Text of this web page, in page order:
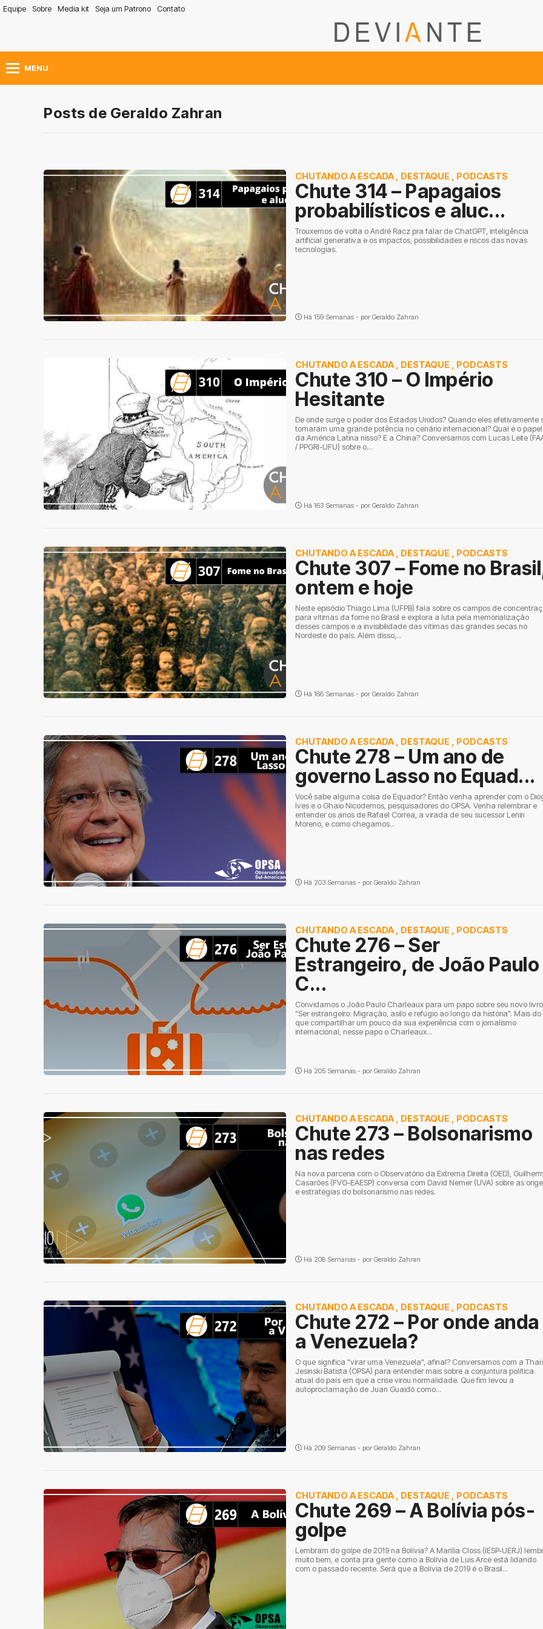
Equipe Sobre Media kit Seja um Patrono Contato
MENU
Posts de Geraldo Zahran
CHUTANDO A ESCADA DESTAQUE PODCASTS
Chute 314 – Papagaios
probabilísticos e aluc...
Trouxemos de volta o André Racz pra falar de ChatGPT, inteligência
artificial generativa e os impactos, possibilidades e riscos das novas
tecnologias.
Há 159 Semanas - por Geraldo Zahran
CHUTANDO A ESCADA DESTAQUE PODCASTS
Chute 310 – O Império
Hesitante
De onde surge o poder dos Estados Unidos? Quando eles efetivamente
tornaram uma grande potência no cenário internacional? Qual é o papel
da América Latina nisso? E a China? Conversamos com Lucas Leite
/ PPGRI-UFU) sobre o...
Há 163 Semanas - por Geraldo Zahran
CHUTANDO A ESCADA DESTAQUE PODCASTS
Chute 307 – Fome no
ontem e hoje
Neste episódio Thiago Lima (UFPB) fala sobre os campos de
para vítimas da fome no Brasil e explora a luta pela memorialização
desses campos e a invisibilidade das vítimas das grandes secas no
Nordeste do país. Além disso,...
Há 166 Semanas - por Geraldo Zahran
CHUTANDO A ESCADA DESTAQUE PODCASTS
Chute 278 – Um ano de
governo Lasso no Equad...
Você sabe alguma coisa de Equador? Então venha aprender com o
Ives e o Ghaio Nicodemos, pesquisadores do OPSA. Venha relembrar e
entender os anos de Rafael Correa, a virada de seu sucessor Lenin
Moreno, e como chegamos...
Há 203 Semanas - por Geraldo Zahran
CHUTANDO A ESCADA DESTAQUE PODCASTS
Chute 276 – Ser
Estrangeiro, de João Paulo
C...
Convidamos o João Paulo Charleaux para um papo sobre seu novo
"Ser estrangeiro: Migração, asilo e refúgio ao longo da história". Mais do
que compartilhar um pouco da sua experiência com o jornalismo
internacional, nesse papo o Charleaux...
Há 205 Semanas - por Geraldo Zahran
CHUTANDO A ESCADA DESTAQUE PODCASTS
Chute 273 – Bolsonarismo
nas redes
Na nova parceria com o Observatório da Extrema Direita (OED),
Casarões (FVG-EAESP) conversa com David Nemer (UVA) sobre as
e estratégias do bolsonarismo nas redes.
Há 208 Semanas - por Geraldo Zahran
CHUTANDO A ESCADA DESTAQUE PODCASTS
Chute 272 – Por onde anda
a Venezuela?
O que significa "virar uma Venezuela", afinal? Conversamos com a
Jesinski Batista (OPSA) para entender mais sobre a conjuntura política
atual do país em que a crise virou normalidade. Que fim levou a
autoproclamação de Juan Guaidó como...
Há 209 Semanas - por Geraldo Zahran
CHUTANDO A ESCADA DESTAQUE PODCASTS
Chute 269 – A Bolívia pós-
golpe
Lembram do golpe de 2019 na Bolívia? A Marília Closs (IESP-UERJ)
muito bem, e conta pra gente como a Bolívia de Luis Arce está lidando
com o passado recente. Será que a Bolívia de 2019 é o Brasil...